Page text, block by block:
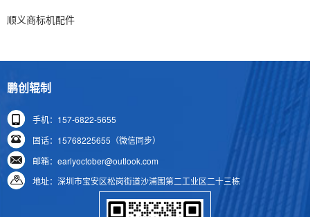
顺义商标机配件
鹏创辊制
手机：157-6822-5655
固话：15768225655（微信同步）
邮箱：earlyoctober@outlook.com
地址：深圳市宝安区松岗街道沙浦围第二工业区二十三栋